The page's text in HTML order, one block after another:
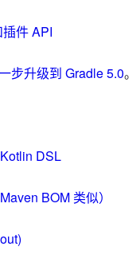
件 API
步升级到 Gradle 5.0。
DSL
BOM 类似）